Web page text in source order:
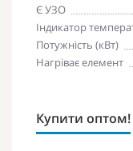
Є УЗО
Індикатор
Потужність (кВт)
Нагріває елемент
Купити оптом!